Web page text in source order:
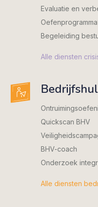
Evaluatie en
Begeleiding
Alle diensten
Quickscan BHV
BHV-coach
Onderzoek
Alle diensten